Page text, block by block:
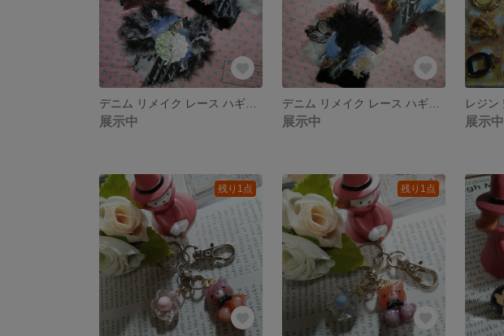
展示中
デニム リメイク レース ハギレ 本革 引き揃え糸 タグ チャーム
展示中 展示中
残り1点 残り1点